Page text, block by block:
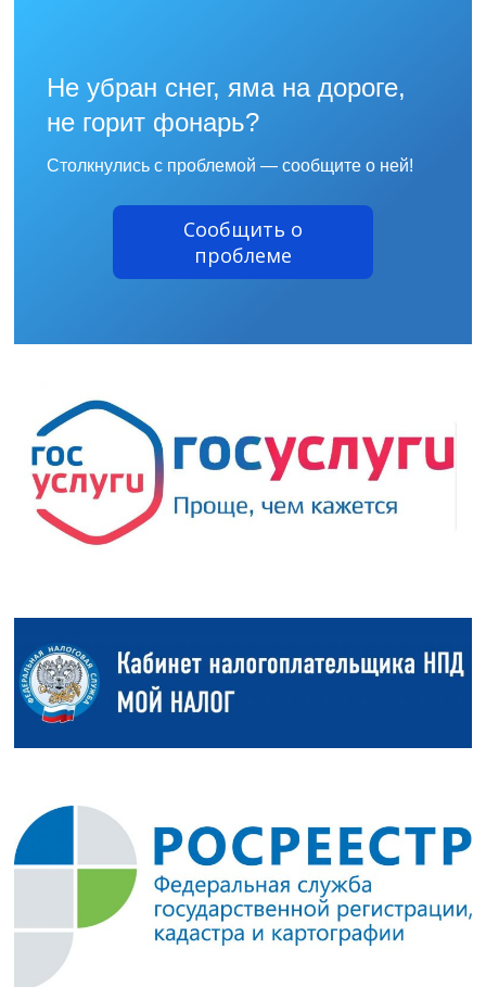
Не убран снег, яма на дороге,
не горит фонарь?
Столкнулись с проблемой — сообщите о ней!
Сообщить о
проблеме